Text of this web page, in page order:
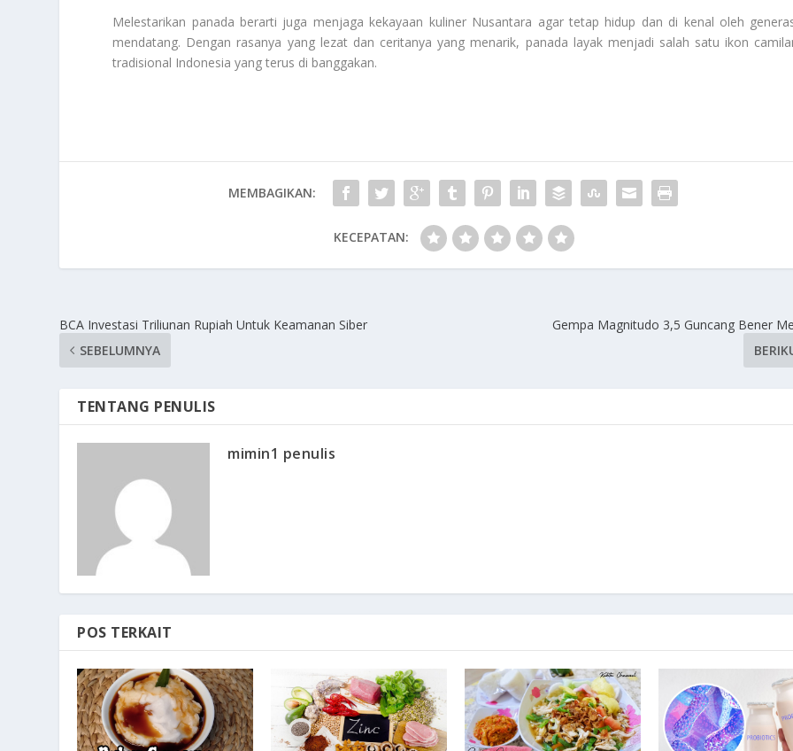
Melestarikan panada berarti juga menjaga kekayaan kuliner Nusantara agar tetap hidup dan di kenal oleh
mendatang. Dengan rasanya yang lezat dan ceritanya yang menarik, panada layak menjadi salah satu ikon
tradisional Indonesia yang terus di banggakan.
MEMBAGIKAN:
KECEPATAN:
BCA Investasi Triliunan Rupiah Untuk Keamanan Siber
SEBELUMNYA
Gempa Magnitudo 3,5 Guncang Bener
TENTANG PENULIS
mimin1 penulis
POS TERKAIT